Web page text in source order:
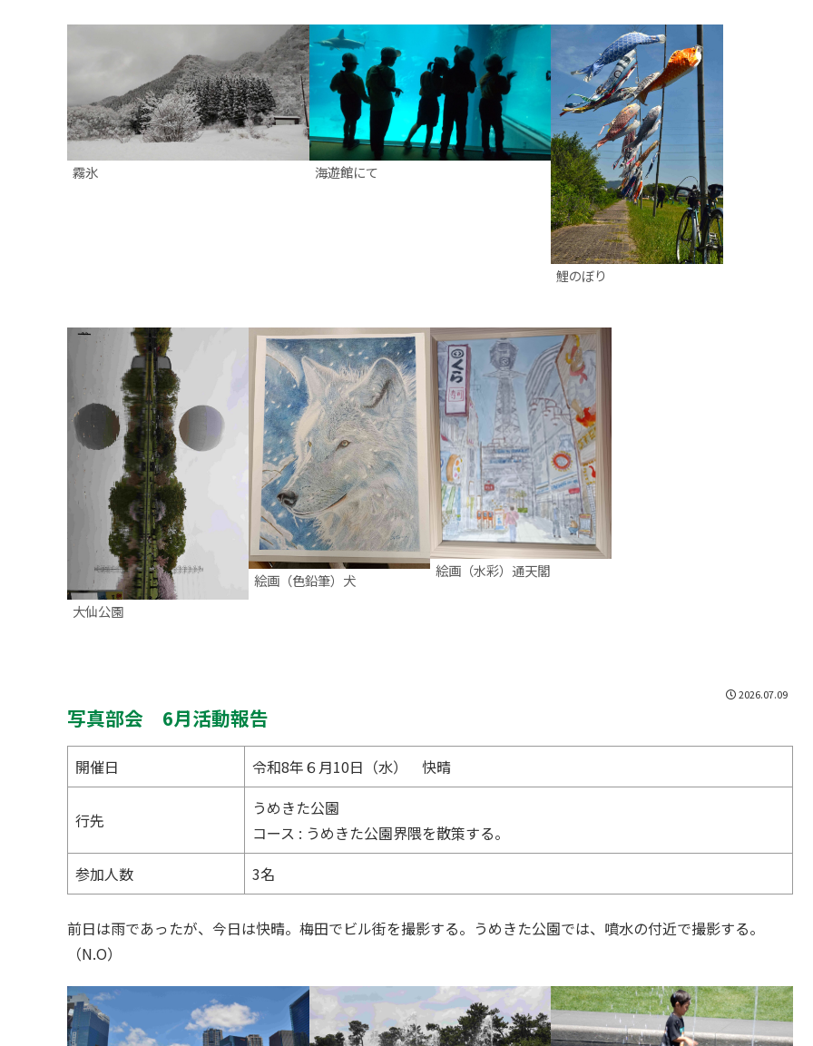
霧氷 海遊館にて
鯉のぼり
大仙公園
絵画（色鉛筆）犬
絵画（水彩）通天閣
2026.07.09
写真部会 6月活動報告
開催日 令和8年６月10日（水） 快晴
行先
うめきた公園
コース : うめきた公園界隈を散策する。
参加人数
3名
前日は雨であったが、今日は快晴。梅田でビル街を撮影する。うめきた公園では、噴水の付近で撮影する。
（N.O）